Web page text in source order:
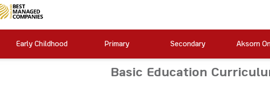
Early Childhood Primary Secondary Aksorn
Basic Education